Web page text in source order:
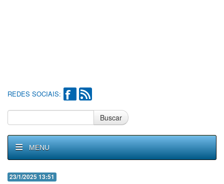
REDES SOCIAIS:
Buscar
MENU
23/1/2025 13:51